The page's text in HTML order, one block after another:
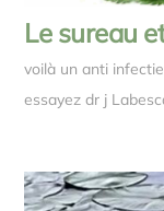
Le sureau
voilà un anti
essayez dr j